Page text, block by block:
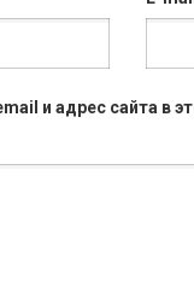
и адрес сайта в